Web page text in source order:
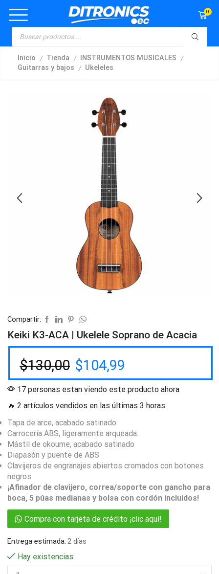
0
Inicio / Tienda / INSTRUMENTOS MUSICALES /
Guitarras y bajos / Ukeleles
Compartir:
Keiki K3-ACA | Ukelele Soprano de Acacia
$130,00 $104,99
17 personas estan viendo este producto ahora
🔥 2 artículos vendidos en las últimas 3 horas
Tapa de arce, acabado satinado.
Carrocería ABS, ligeramente arqueada.
Mástil de okoume, acabado satinado
Diapasón y puente de ABS
Clavijeros de engranajes abiertos cromados con botones
negros
¡Afinador de clavijero, correa/soporte con gancho para
boca, 5 púas medianas y bolsa con cordón incluidos!
Compra con tarjeta de crédito ¡clic aquí!
Entrega estimada: 2 días
Hay existencias